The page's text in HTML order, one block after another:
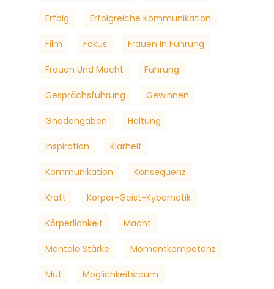
Erfolg Erfolgreiche Kommunikation
Film Fokus Frauen In Führung
Frauen Und Macht Führung
Gesprächsführung Gewinnen
Gnadengaben Haltung
Inspiration Klarheit
Kommunikation Konsequenz
Kraft Körper-Geist-Kybernetik
Körperlichkeit Macht
Mentale Stärke Momentkompetenz
Mut Möglichkeitsraum